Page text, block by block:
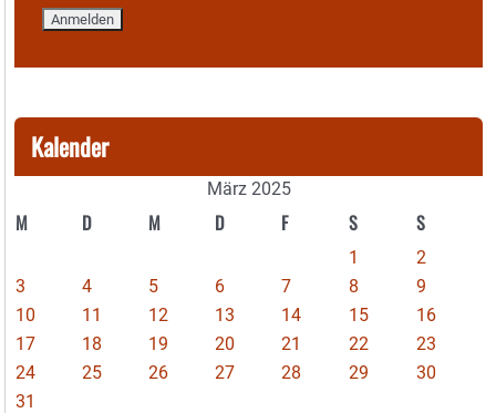
Kalender
März 2025
M D M D F S S
1
2
3
4 5 6 7 8
9
10
11 12 13 14 15
16
17
18 19 20 21 22
23
24
25 26 27 28 29
30
31